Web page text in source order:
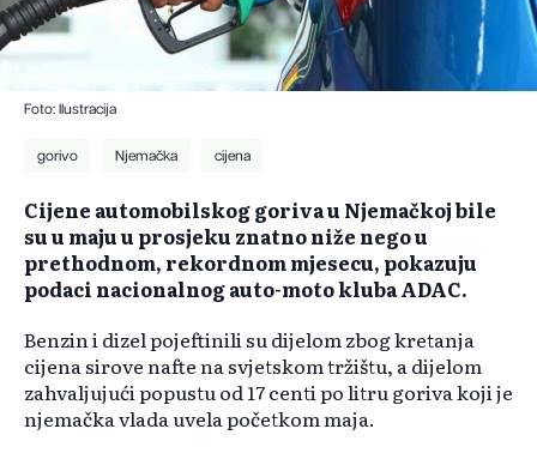
Foto: Ilustracija
gorivo Njemačka cijena
Cijene automobilskog goriva u Njemačkoj bile
su u maju u prosjeku znatno niže nego u
prethodnom, rekordnom mjesecu, pokazuju
podaci nacionalnog auto-moto kluba ADAC.
Benzin i dizel pojeftinili su dijelom zbog kretanja
cijena sirove nafte na svjetskom tržištu, a dijelom
zahvaljujući popustu od 17 centi po litru goriva koji je
njemačka vlada uvela početkom maja.